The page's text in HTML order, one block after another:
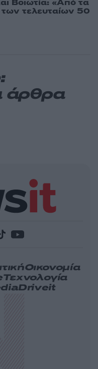
Βοιωτία: «Από τα
των τελευταίων 50
άρθρα
Οικονομία
Τεχνολογία
Driveit